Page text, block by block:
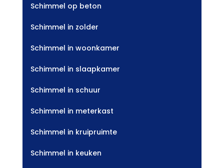
Schimmel op beton
Schimmel in zolder
Schimmel in woonkamer
Schimmel in slaapkamer
Schimmel in schuur
Schimmel in meterkast
Schimmel in kruipruimte
Schimmel in keuken